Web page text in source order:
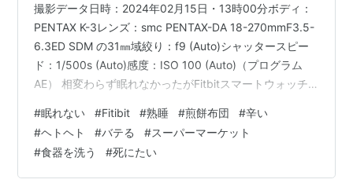
撮影データ日時：2024年02月15日・13時00分ボディ：
PENTAX K-3レンズ：smc PENTAX-DA 18-270mmF3.5-
6.3ED SDM の31㎜域絞り：f9 (Auto)シャッタースピー
ド：1/500s (Auto)感度：ISO 100 (Auto)（プログラム
AE） 相変わらず眠れなかったがFitbitスマートウォッチ
覚めてネットショッピングをしているのだが寝ているこ
とになっている。それでも朝、どうも辛い。煎餅布団に
なってしまっているせいか腰も肩も痛い。 それでも今日
は午前10時半まで、のんびりと横になっていることが…
#眠れない #Fitibit #熟睡 #煎餅布団 #辛い
#ヘトヘト #バテる #スーパーマーケット
#食器を洗う #死にたい